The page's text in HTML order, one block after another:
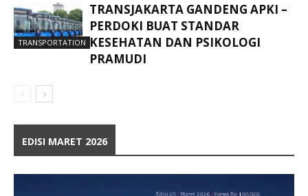
TRANSPORTATION
TRANSJAKARTA GANDENG APKI –
PERDOKI BUAT STANDAR
KESEHATAN DAN PSIKOLOGI
PRAMUDI
EDISI MARET 2026